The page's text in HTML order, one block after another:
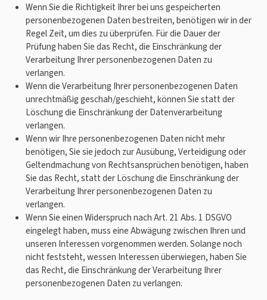
Wenn Sie die Richtigkeit Ihrer bei uns gespeicherten
personenbezogenen Daten bestreiten, benötigen wir in der
Regel Zeit, um dies zu überprüfen. Für die Dauer der
Prüfung haben Sie das Recht, die Einschränkung der
Verarbeitung Ihrer personenbezogenen Daten zu
verlangen.
Wenn die Verarbeitung Ihrer personenbezogenen Daten
unrechtmäßig geschah/geschieht, können Sie statt der
Löschung die Einschränkung der Datenverarbeitung
verlangen.
Wenn wir Ihre personenbezogenen Daten nicht mehr
benötigen, Sie sie jedoch zur Ausübung, Verteidigung oder
Geltendmachung von Rechtsansprüchen benötigen, haben
Sie das Recht, statt der Löschung die Einschränkung der
Verarbeitung Ihrer personenbezogenen Daten zu
verlangen.
Wenn Sie einen Widerspruch nach Art. 21 Abs. 1 DSGVO
eingelegt haben, muss eine Abwägung zwischen Ihren und
unseren Interessen vorgenommen werden. Solange noch
nicht feststeht, wessen Interessen überwiegen, haben Sie
das Recht, die Einschränkung der Verarbeitung Ihrer
personenbezogenen Daten zu verlangen.